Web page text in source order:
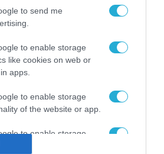
to send me
to enable storage
like cookies on web or
apps.
to enable storage
of the website or app.
to enable storage